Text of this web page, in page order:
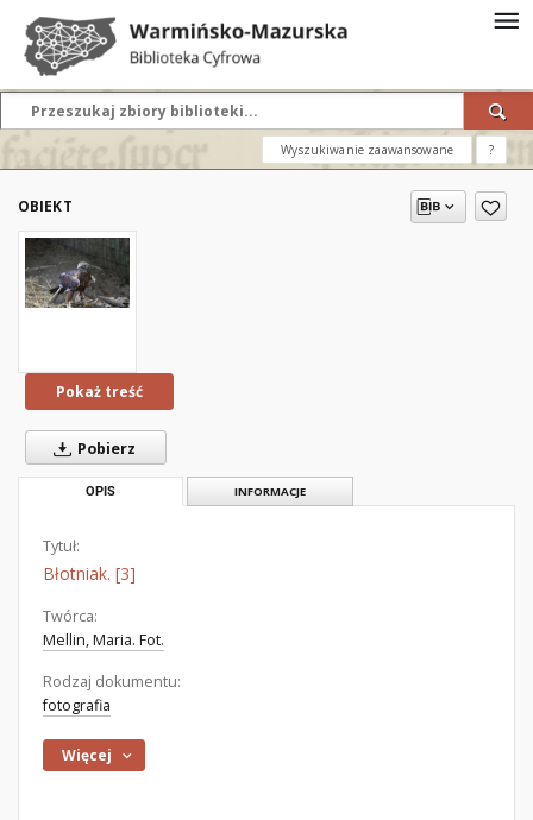
Wyszukiwanie zaawansowane ?
OBIEKT
Pokaż treść
Pobierz
OPIS INFORMACJE
Tytuł:
Błotniak. [3]
Twórca:
Mellin, Maria. Fot.
Rodzaj dokumentu:
fotografia
Więcej